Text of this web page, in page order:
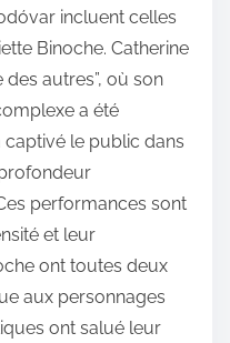
incluent celles
Binoche. Catherine
des autres”, où son
a été
le public dans
performances sont
et leur
ont toutes deux
aux personnages
ont salué leur